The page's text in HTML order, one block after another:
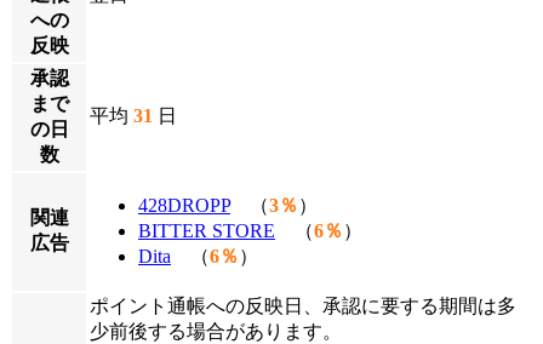
への
反映
承認
まで
の日
数
平均 31 日
関連
広告
428DROPP（3％ ）
BITTER STORE （6％ ）
Dita （6％ ）
ポイント通帳への反映日、承認に要する期間は多
少前後する場合があります。